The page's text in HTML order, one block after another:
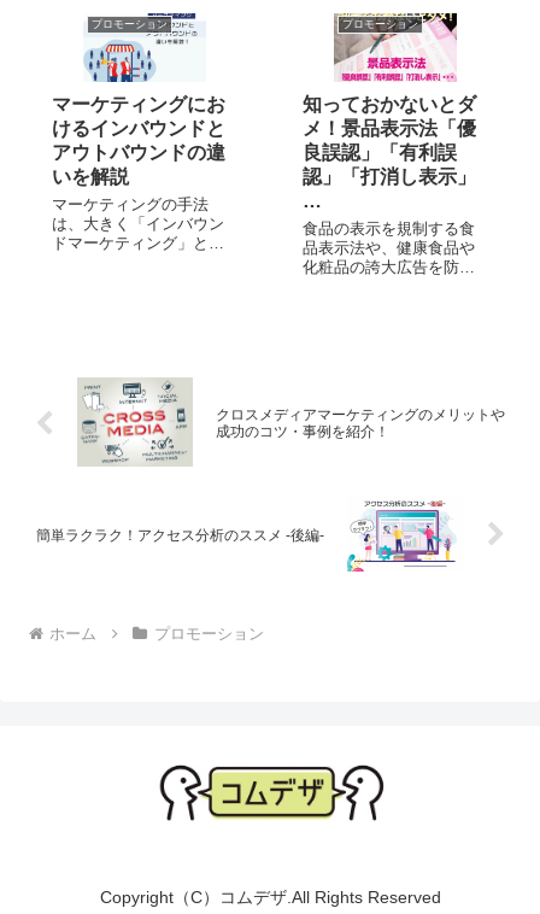
ンライン上で閲覧・ダウ
ンロードできる資料形式
にはデジタルブックや
PDFなどがあります...
かし現在、様々な理由か
ら受注にあわせて少部数
だけ出版して販売するオ
ンデマンド出版のサービ
スを導入している企業が
増えています。 ...
プロモーション
マーケティングにお
けるインバウンドと
アウトバウンドの違
いを解説
マーケティングの手法
は、大きく「インバウン
ドマーケティング」と
に合ったマーケティング
を選ぶことが大切です...
プロモーション
知っておかないとダ
メ！景品表示法「優
良誤認」「有利誤
認」「打消し表示」
…
食品の表示を規制する食
品表示法や、健康食品や
化粧品の誇大広告を防ぐ
関わってくるのが景品...
クロスメディアマーケティングのメリットや
成功のコツ・事例を紹介！
簡単ラクラク！アクセス分析のススメ -後編-
ホーム プロモーション
Copyright（C）コムデザ.All Rights Reserved